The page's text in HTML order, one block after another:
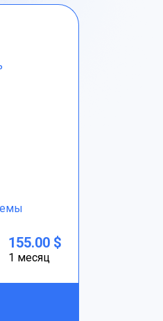
155.00 $
1 месяц